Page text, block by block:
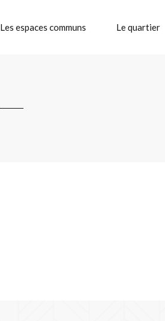
Les espaces communs Le quartier